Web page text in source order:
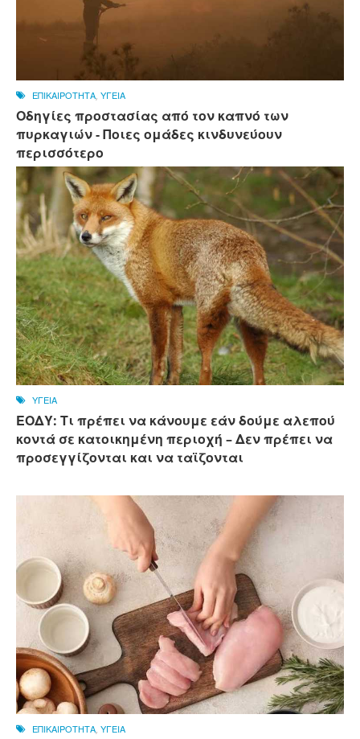
ΕΠΙΚΑΙΡΟΤΗΤΑ ΥΓΕΙΑ
Οδηγίες προστασίας από τον καπνό των
πυρκαγιών - Ποιες ομάδες κινδυνεύουν
περισσότερο
ΥΓΕΙΑ
ΕΟΔΥ: Τι πρέπει να κάνουμε εάν δούμε αλεπού
κοντά σε κατοικημένη περιοχή – Δεν πρέπει να
προσεγγίζονται και να ταϊζονται
ΕΠΙΚΑΙΡΟΤΗΤΑ ΥΓΕΙΑ